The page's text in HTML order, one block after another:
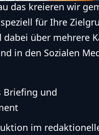
das ­kreieren wir
für Ihre
über mehrere
in den Sozialen
Briefing und
im